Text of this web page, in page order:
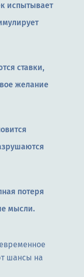
испытывает
ставки,
желание
потеря
мысли.
шансы на